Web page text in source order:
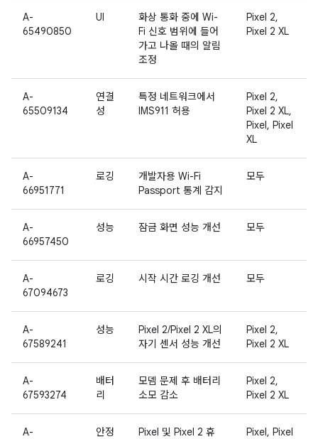
A-
65490850
UI
화상 통화 중에 Wi-
Fi 신호 범위에 들어
가고 나올 때의 알림
조정
Pixel 2,
Pixel 2 XL
A-
65509134
연결
성
특정 네트워크에서
IMS911 허용
Pixel 2,
Pixel 2 XL,
Pixel, Pixel
XL
A-
66951771
로깅
개발자용 Wi-Fi
Passport 통계 감지
모두
A-
66957450
성능 잠금 화면 성능 개선 모두
A-
67094673
로깅 시작 시간 로깅 개선 모두
A-
67589241
성능
Pixel 2/Pixel 2 XL의
자기 센서 성능 개선
Pixel 2,
Pixel 2 XL
A-
67593274
배터
리
모뎀 문제 후 배터리
소모 감소
Pixel 2,
Pixel 2 XL
A-
안정
Pixel 및 Pixel 2 휴
Pixel, Pixel